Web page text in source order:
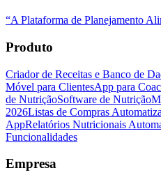
“A Plataforma de Planejamento
Produto
Criador de Receitas e Banco de
Móvel para ClientesApp para
de NutriçãoSoftware de Nutrição
2026Listas de Compras
AppRelatórios Nutricionais
Funcionalidades
Empresa